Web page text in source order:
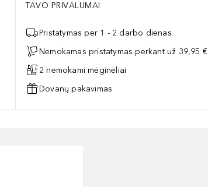
TAVO PRIVALUMAI
Pristatymas per 1 - 2 darbo dienas
Nemokamas pristatymas perkant už 39,95 €
2 nemokami mėginėliai
Dovanų pakavimas